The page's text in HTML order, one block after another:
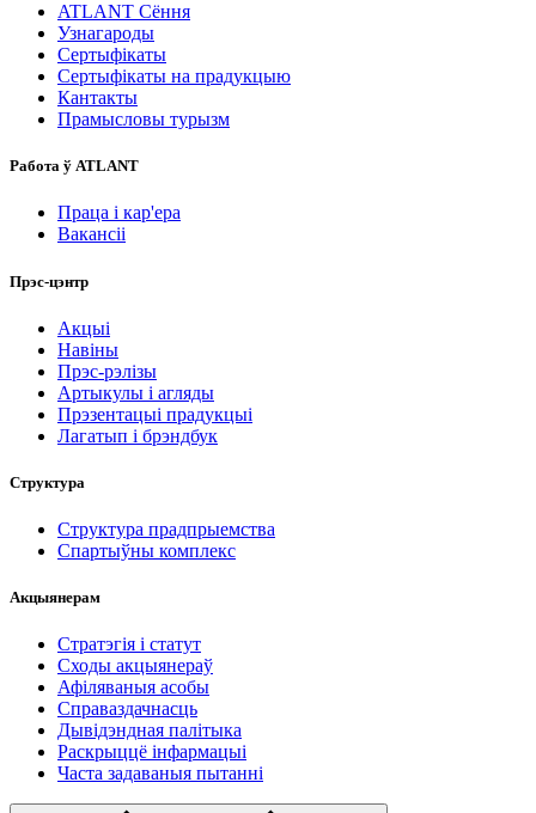
ATLANT Сёння
Узнагароды
Сертыфікаты
Сертыфікаты на прадукцыю
Кантакты
Прамысловы турызм
Работа ў ATLANT
Праца і кар'ера
Вакансіі
Прэс-цэнтр
Акцыі
Навіны
Прэс-рэлізы
Артыкулы і агляды
Прэзентацыі прадукцыі
Лагатып і брэндбук
Структура
Структура прадпрыемства
Спартыўны комплекс
Акцыянерам
Стратэгія і статут
Сходы акцыянераў
Афіляваныя асобы
Справаздачнасць
Дывідэндная палітыка
Раскрыццё інфармацыі
Часта задаваныя пытанні